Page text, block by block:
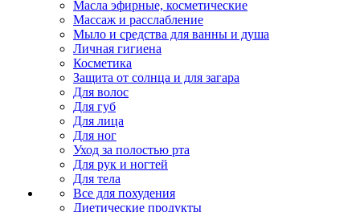
Масла эфирные, косметические
Массаж и расслабление
Мыло и средства для ванны и душа
Личная гигиена
Косметика
Защита от солнца и для загара
Для волос
Для губ
Для лица
Для ног
Уход за полостью рта
Для рук и ногтей
Для тела
Все для похудения
Диетические продукты